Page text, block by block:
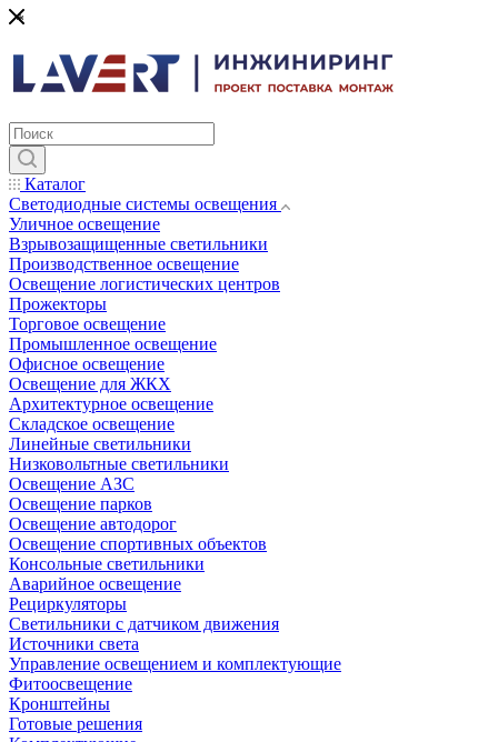
Каталог
Светодиодные системы освещения
Уличное освещение
Взрывозащищенные светильники
Производственное освещение
Освещение логистических центров
Прожекторы
Торговое освещение
Промышленное освещение
Офисное освещение
Освещение для ЖКХ
Архитектурное освещение
Складское освещение
Линейные светильники
Низковольтные светильники
Освещение АЗС
Освещение парков
Освещение автодорог
Освещение спортивных объектов
Консольные светильники
Аварийное освещение
Рециркуляторы
Светильники с датчиком движения
Источники света
Управление освещением и комплектующие
Фитоосвещение
Кронштейны
Готовые решения
*